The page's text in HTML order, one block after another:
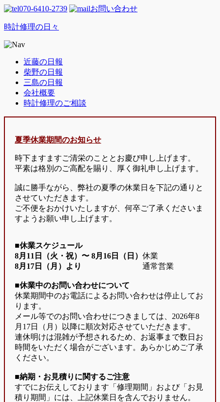
070-6410-2739 お問い合わせ
時計修理の日々
近藤の日報
柴野の日報
三島の日報
会社概要
時計修理のご相談
夏季休業期間のお知らせ
時下ますますご清栄のこととお慶び申し上げます。
平素は格別のご高配を賜り、厚く御礼申し上げます。
誠に勝手ながら、弊社の夏季の休業日を下記の通りと
させていただきます。
ご不便をおかけいたしますが、何卒ご了承くださいま
すようお願い申し上げます。
■休業スケジュール
8月11日（火・祝）〜 8月16日（日） 休業
8月17日（月）より
通常営業
■休業中のお問い合わせについて
休業期間中のお電話によるお問い合わせは停止してお
ります。
メール等でのお問い合わせにつきましては、2026年8
月17日（月）以降に順次対応させていただきます。
連休明けは混雑が予想されるため、お返事まで数日お
時間をいただく場合がございます。あらかじめご了承
ください。
■納期・お見積りに関するご注意
すでにお伝えしております「修理期間」および「お見
積り期間」には、上記休業日を含んでおりません。